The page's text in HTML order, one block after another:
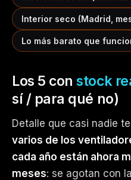
Interior seco (Madrid,
Lo más barato que
Los 5 constock
sí / para qué no)
Detalle que casi nadie
varios de los
cada año están ahora
meses: se agotan con